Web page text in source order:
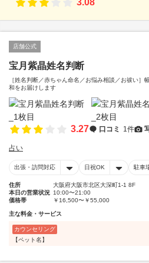
3.08
店舗公式
宝月紫晶姓名判断
［姓名判断／赤ちゃん命名／お悩み相談／お祓い
和をお届けします
3.27 口コミ 1件
占い
出張・訪問対応 日祝OK 駐車
住所
大阪府大阪市北区大深町1-1 8F
本日の営業状況 10:00〜21:00
価格帯
￥16,500〜￥55,000
主な料金・サービス
カウンセリング
【ペット名】